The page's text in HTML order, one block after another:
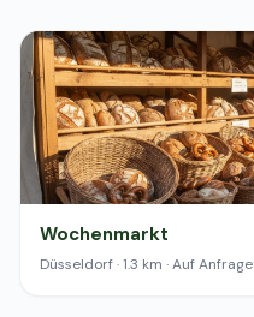
Wochenmarkt
Düsseldorf · 1.3 km · Auf Anfrage